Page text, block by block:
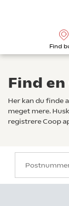
Find
Find
Her kan du finde
meget mere.
registrere Coop